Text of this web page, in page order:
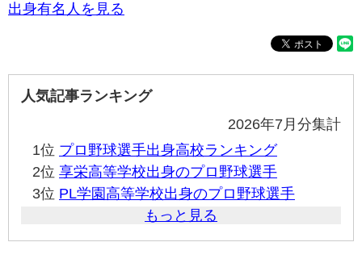
出身有名人を見る
人気記事ランキング
2026年7月分集計
1位 プロ野球選手出身高校ランキング
2位 享栄高等学校出身のプロ野球選手
3位 PL学園高等学校出身のプロ野球選手
もっと見る